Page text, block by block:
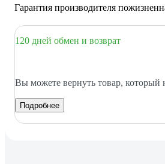
Гарантия производителя
120 дней обмен и возврат
Вы можете вернуть товар, который
Подробнее